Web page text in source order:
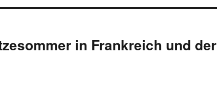
in Frankreich und der